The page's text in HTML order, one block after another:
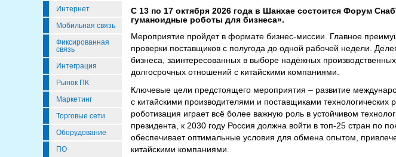
Интернет
Мобильная связь
Фиксированная
связь
Интеграция
Рынок ПК
Маркетинг
Торговые сети
Оборудование
ПО
С 13 по 17 октября 2026 года в Шанхае состоится Форум
гуманоидные роботы для бизнеса».
Мероприятие пройдет в формате бизнес-миссии. Главное
проверки поставщиков с полугода до одной рабочей недели.
бизнеса, заинтересованных в выборе надёжных
долгосрочных отношений с китайскими компаниями.
Ключевые цели предстоящего мероприятия – развитие
с китайскими производителями и поставщиками технологических
роботизация играет всё более важную роль в устойчивом
президента, к 2030 году Россия должна войти в топ-25 стран по
обеспечивает оптимальные условия для обмена опытом,
китайскими компаниями.